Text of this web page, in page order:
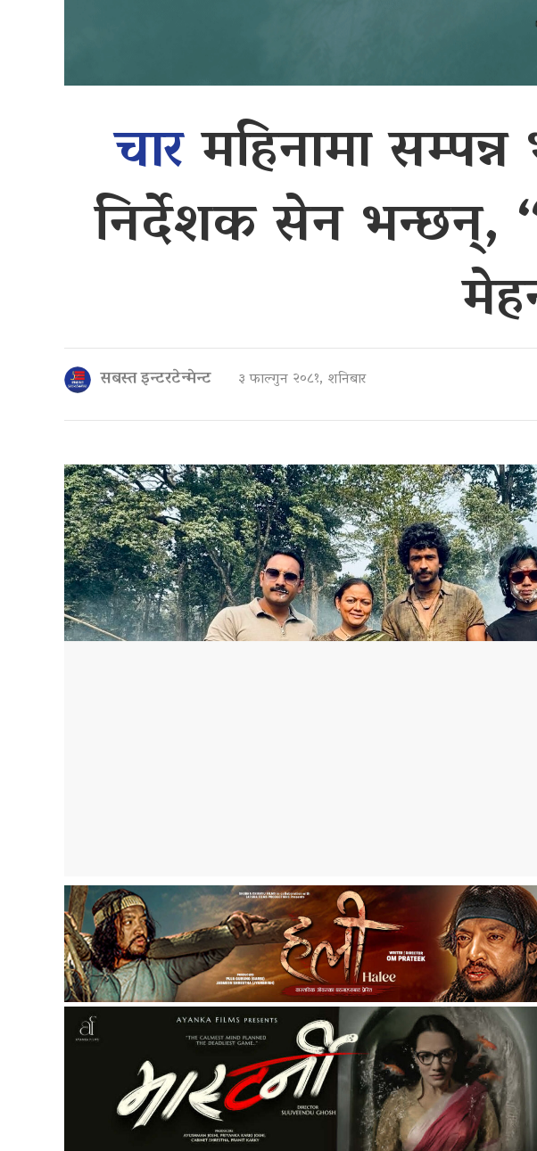
चारमहिनामा
निर्देशक सेन भन्छन्,
सबस्त इन्टरटेन्मेन्ट ३ फाल्गुन २०८१, शनिबार